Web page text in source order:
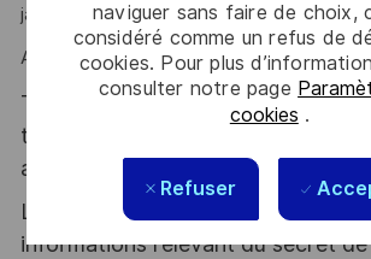
naviguer sans faire de choix,
considéré comme un refus de
cookies. Pour plus
consulter notre page
cookies .
Refuser
jamais vous ennuyer ?
Alors, ce poste est pour vous!
Thales, entreprise Handi-Engagée,
tous les talents. La diversité est
atout. Postulez et rejoignez nous !
Le poste pouvant nécessiter
informations relevant du secret